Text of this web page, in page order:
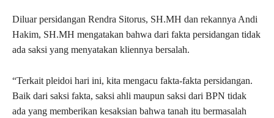
Diluar persidangan Rendra Sitorus, SH.MH dan rekannya Andi
Hakim, SH.MH mengatakan bahwa dari fakta persidangan tidak
ada saksi yang menyatakan kliennya bersalah.
“Terkait pleidoi hari ini, kita mengacu fakta-fakta persidangan.
Baik dari saksi fakta, saksi ahli maupun saksi dari BPN tidak
ada yang memberikan kesaksian bahwa tanah itu bermasalah